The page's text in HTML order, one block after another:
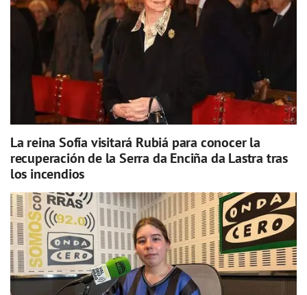
La reina Sofía visitará Rubiá para conocer la
recuperación de la Serra da Enciña da Lastra tras
los incendios